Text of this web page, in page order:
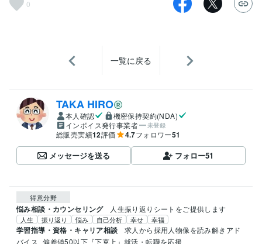
0
一覧に戻る
TAKA HIRO
本人確認
機密保持契約(NDA)
インボイス発行事業者
未登録
総販売実績12評価 4.7フォロワー51
メッセージを送る フォロー51
得意分野
悩み相談・カウンセリング 人生振り返りシートをご提供します
人生 振り返り 悩み 自己分析 幸せ 幸福
学習指導・資格・キャリア相談
求人から採用人物像を読み解きアド
バイス
偏差値50以下『下克上』就活・転職を応援